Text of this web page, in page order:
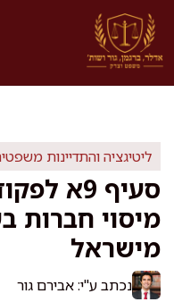
לדלג
לתוכן
ליטיגציה והתדיינות
סעיף 9א
מיסוי חברות
מישראל
נכתב ע"י: אבירם גור